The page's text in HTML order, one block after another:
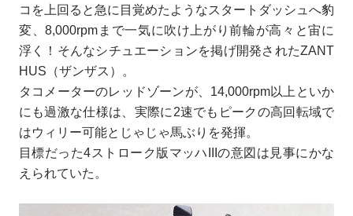
コを上回ると急に目覚めたようなスタートダッシュへ豹
変、8,000rpmまで一気に吹け上がり前輪が高々と宙に
浮く！そんなシチュエーションを掲げ開発されたZANT
HUS（ザンザス）。
タコメーターのレッドゾーンが、14,000rpm以上といか
にも過激な仕様は、実際に2速でもピークの高回転域で
はウィリー可能とじゃじゃ馬ぶりを発揮。
目標だった4ストローク版マッハIIIの意図は見事にかな
えられていた。